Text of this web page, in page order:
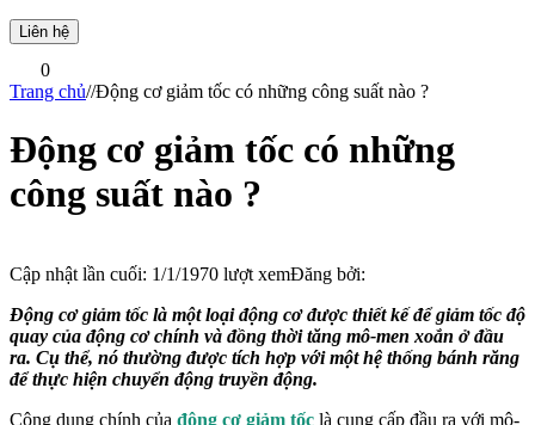
Liên hệ
0
Trang chủ//Động cơ giảm tốc có những công suất nào ?
Động cơ giảm tốc có những
công suất nào ?
Cập nhật lần cuối: 1/1/1970 lượt xemĐăng bởi:
Động cơ giảm tốc là một loại động cơ được thiết kế để giảm tốc độ
quay của động cơ chính và đồng thời tăng mô-men xoắn ở đầu
ra. Cụ thể, nó thường được tích hợp với một hệ thống bánh răng
để thực hiện chuyển động truyền động.
Công dụng chính của động cơ giảm tốc là cung cấp đầu ra với mô-